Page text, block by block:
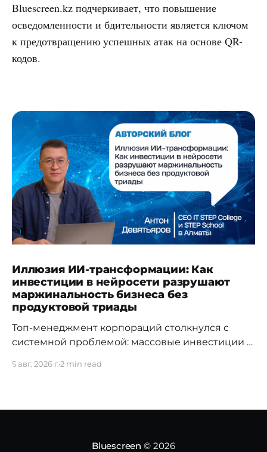
Bluescreen.kz подчеркивает, что повышение
осведомленности и бдительности является ключом
к предотвращению успешных атак на основе QR-
кодов.
Иллюзия ИИ-трансформации: Как
инвестиции в нейросети разрушают
маржинальность бизнеса без
продуктовой триады
Топ-менеджмент корпораций столкнулся с
системной проблемой: массовые инвестиции в
контроля приводит к экспоненциальному росту
5 авг. 2026 г.2 min read
Bluescreen © 2026